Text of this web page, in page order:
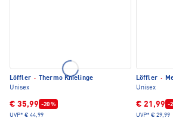
Löffler ·
Thermo Knielinge
Unisex
€ 35,99 -20 %
UVP* € 44,99
Löffler ·
Unisex
€ 21,99 -
UVP* € 29,99